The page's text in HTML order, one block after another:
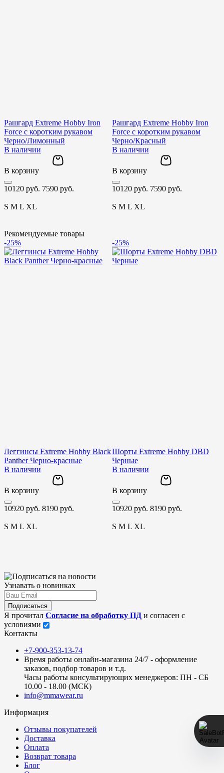
Рашгард Extreme Hobby Iron
Force с коротким рукавом
Черно/Лимонный
В наличии
В корзину
10120 руб. 7590 руб.
S M L XL
Рашгард Extreme Hobby Iron
Force с коротким рукавом
Черно/Красный
В наличии
В корзину
10120 руб. 7590 руб.
S M L XL
Рекомендуемые товары
-25%
Леггинсы Extreme Hobby Black
Panther Черно-красные
В наличии
В корзину
10920 руб. 8190 руб.
S M L XL
-25%
Шорты Extreme Hobby DBD
Черные
В наличии
В корзину
10920 руб. 8190 руб.
S M L XL
Узнавать о новинках
Подписаться
Я прочитал Согласие на обработку ПД и согласен с
условиями
Контакты
+7-900-353-13-74
Время работы онлайн-магазина 24/7 - оформление
заказов, подбор товаров и т.д.
Часы работы консультирующих менеджеров: ПН - СБ
10.00 - 18.00 (МСК)
info@mmawear.ru
Информация
Отзывы покупателей
Доставка
Оплата
Возврат товара
Блог